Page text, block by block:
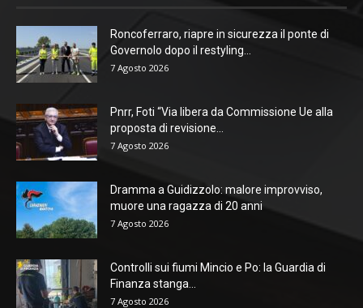
Roncoferraro, riapre in sicurezza il ponte di
Governolo dopo il restyling...
7 Agosto 2026
Pnrr, Foti “Via libera da Commissione Ue alla
proposta di revisione...
7 Agosto 2026
Dramma a Guidizzolo: malore improvviso,
muore una ragazza di 20 anni
7 Agosto 2026
Controlli sui fiumi Mincio e Po: la Guardia di
Finanza stanga...
7 Agosto 2026